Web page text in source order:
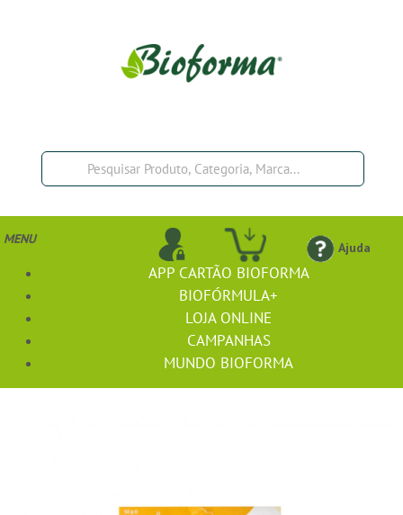
Ajuda
MENU
APP CARTÃO BIOFORMA
BIOFÓRMULA+
LOJA ONLINE
CAMPANHAS
MUNDO BIOFORMA